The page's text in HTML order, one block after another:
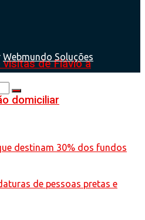
de Flávio a
domiciliar
Webmundo Soluções